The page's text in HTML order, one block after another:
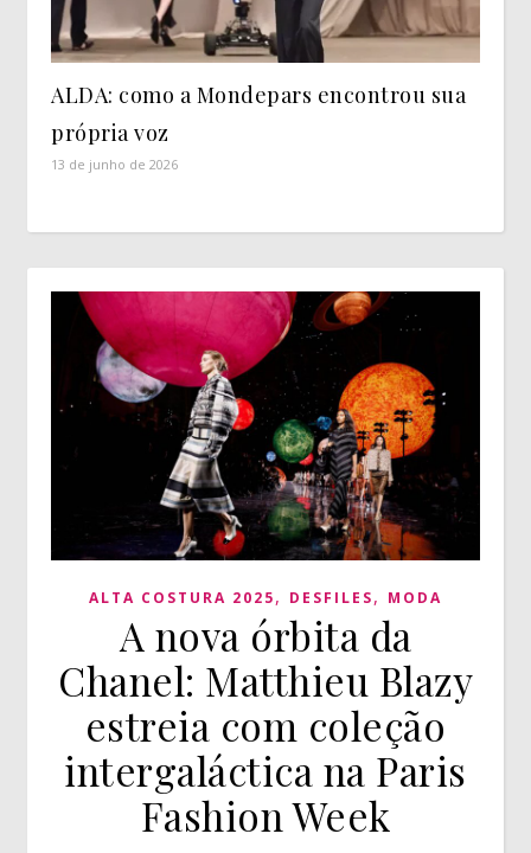
ALDA: como a Mondepars encontrou sua
própria voz
13 de junho de 2026
ALTA COSTURA 2025, DESFILES, MODA
A nova órbita da
Chanel: Matthieu Blazy
estreia com coleção
intergaláctica na Paris
Fashion Week